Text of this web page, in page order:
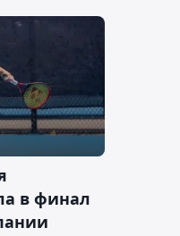
в финал